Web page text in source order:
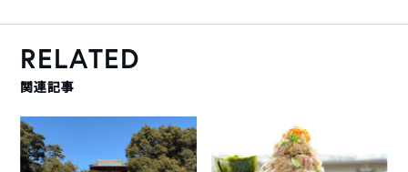
RELATED
関連記事